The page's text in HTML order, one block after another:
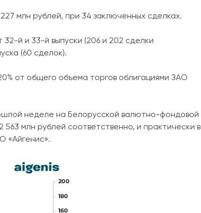
млн рублей, при 34 заключенных сделках.
й и 33-й выпуски (206 и 202 сделки
(60 сделок).
от общего объема торгов облигациями ЗАО
неделе на Белорусской валютно-фондовой
млн рублей соответственно, и практически в
«Айгенис».